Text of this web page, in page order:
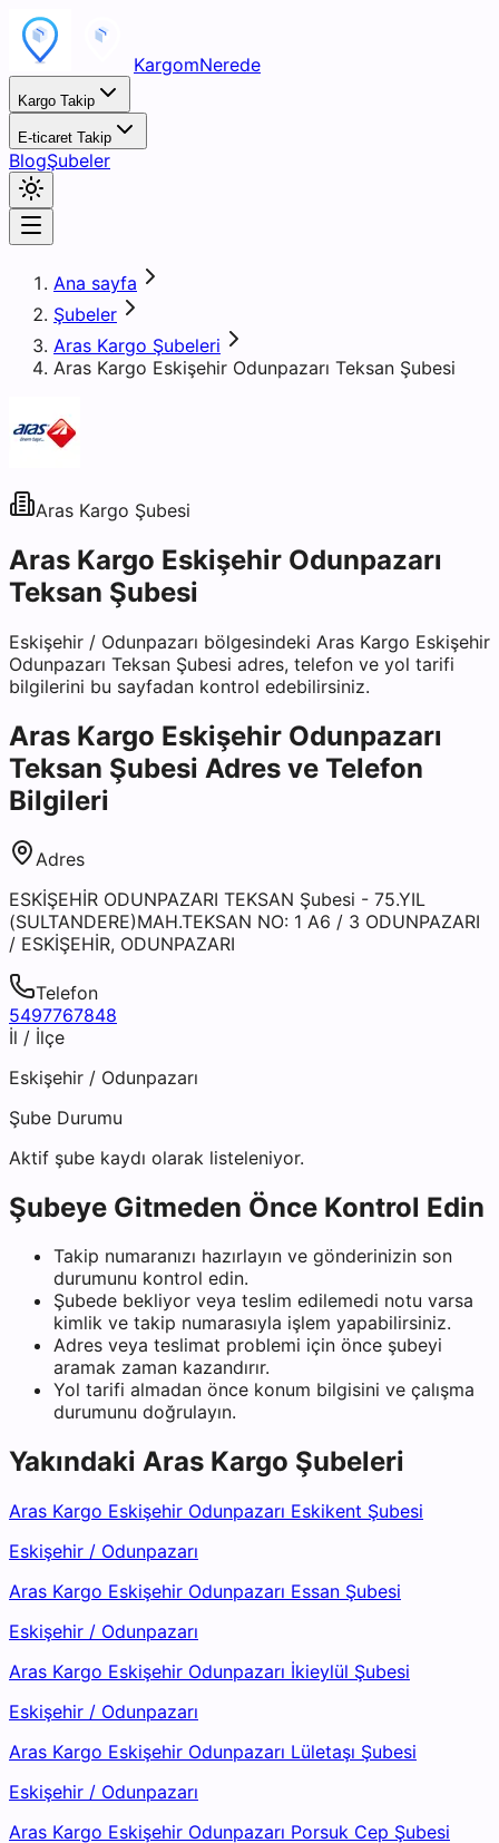
KargomNerede
Kargo Takip
E-ticaret Takip
BlogŞubeler
Ana sayfa
Şubeler
Aras Kargo Şubeleri
Aras Kargo Eskişehir Odunpazarı Teksan Şubesi
Aras Kargo Şubesi
Aras Kargo Eskişehir Odunpazarı
Teksan Şubesi
Eskişehir / Odunpazarı bölgesindeki Aras Kargo Eskişehir
Odunpazarı Teksan Şubesi adres, telefon ve yol tarifi
bilgilerini bu sayfadan kontrol edebilirsiniz.
Aras Kargo Eskişehir Odunpazarı
Teksan Şubesi Adres ve Telefon
Bilgileri
Adres
ESKİŞEHİR ODUNPAZARI TEKSAN Şubesi - 75.YIL
(SULTANDERE)MAH.TEKSAN NO: 1 A6 / 3 ODUNPAZARI
/ ESKİŞEHİR, ODUNPAZARI
Telefon
5497767848
İl / İlçe
Eskişehir / Odunpazarı
Şube Durumu
Aktif şube kaydı olarak listeleniyor.
Şubeye Gitmeden Önce Kontrol Edin
Takip numaranızı hazırlayın ve gönderinizin son
durumunu kontrol edin.
Şubede bekliyor veya teslim edilemedi notu varsa
kimlik ve takip numarasıyla işlem yapabilirsiniz.
Adres veya teslimat problemi için önce şubeyi
aramak zaman kazandırır.
Yol tarifi almadan önce konum bilgisini ve çalışma
durumunu doğrulayın.
Yakındaki Aras Kargo Şubeleri
Aras Kargo Eskişehir Odunpazarı Eskikent Şubesi
Eskişehir / Odunpazarı
Aras Kargo Eskişehir Odunpazarı Essan Şubesi
Eskişehir / Odunpazarı
Aras Kargo Eskişehir Odunpazarı İkieylül Şubesi
Eskişehir / Odunpazarı
Aras Kargo Eskişehir Odunpazarı Lületaşı Şubesi
Eskişehir / Odunpazarı
Aras Kargo Eskişehir Odunpazarı Porsuk Cep Şubesi